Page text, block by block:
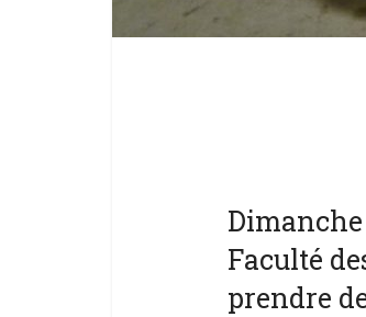
Faculté
prendre